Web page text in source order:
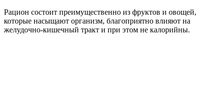
Рацион состоит преимущественно из фруктов и овощей,
которые насыщают организм, благоприятно влияют на
желудочно-кишечный тракт и при этом не калорийны.